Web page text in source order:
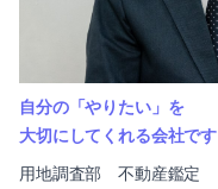
自分の「やりたい」を
大切にしてくれる会社です
用地調査部 不動産鑑定